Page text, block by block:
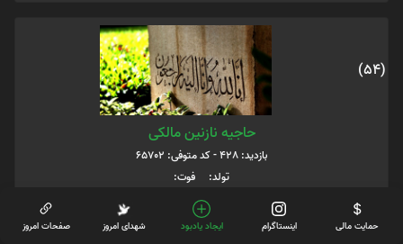
(54)
حاجیه نازنین مالکی
بازدید: 428 - کد متوفی: 65702
تولد: فوت:
ورود به صفحه یادبود
حمایت مالی اینستاگرام ایجاد یادبود شهدای امروز صفحات امروز